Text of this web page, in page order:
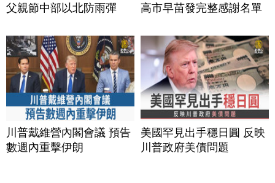
父親節中部以北防雨彈
高市早苗發完整感謝名單
川普戴維營內閣會議 預告
數週內重擊伊朗
美國罕見出手穩日圓 反映
川普政府美債問題